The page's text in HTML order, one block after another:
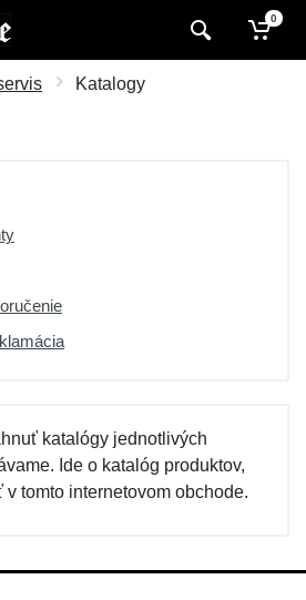
0
Katalogy
katalógy jednotlivých
Ide o katalóg produktov,
v tomto internetovom obchode.